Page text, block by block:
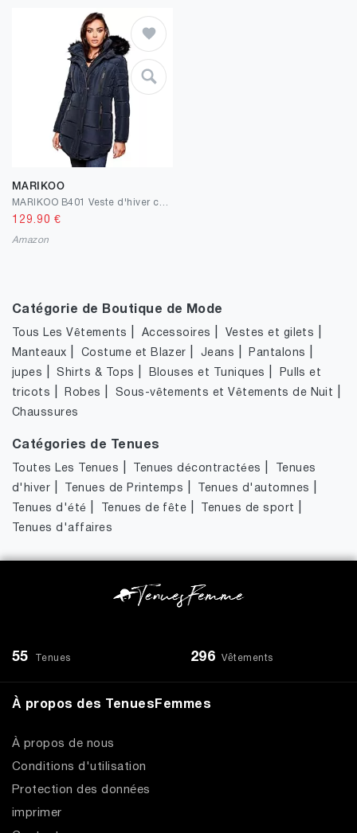
MARIKOO
129.90 €
Amazon
Catégorie de Boutique de Mode
Tous Les Vêtements Accessoires Vestes et gilets
Manteaux Costume et Blazer Jeans Pantalons
jupes |Shirts & Tops Blouses et Tuniques
Pulls et
tricots
Robes Sous-vêtements et Vêtements de Nuit
Chaussures
Catégories de Tenues
Toutes Les Tenues Tenues décontractées
Tenues
d'hiver
Tenues de Printemps Tenues d'automnes
Tenues d'été Tenues de fête Tenues de sport
Tenues d'affaires
55 Tenues 296 Vêtements
À propos des TenuesFemmes
À propos de nous
Conditions d'utilisation
Protection des données
imprimer